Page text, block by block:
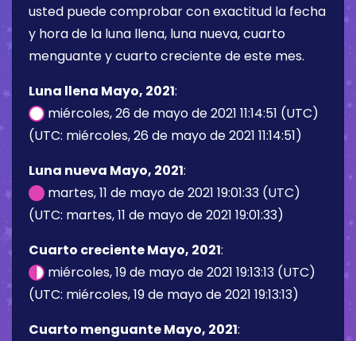
usted puede comprobar con exactitud la fecha
y hora de la luna llena, luna nueva, cuarto
menguante y cuarto creciente de este mes.
Luna llena Mayo, 2021:
miércoles, 26 de mayo de 2021 11:14:51 (UTC)
(UTC: miércoles, 26 de mayo de 2021 11:14:51)
Luna nueva Mayo, 2021:
martes, 11 de mayo de 2021 19:01:33 (UTC)
(UTC: martes, 11 de mayo de 2021 19:01:33)
Cuarto creciente Mayo, 2021:
miércoles, 19 de mayo de 2021 19:13:13 (UTC)
(UTC: miércoles, 19 de mayo de 2021 19:13:13)
Cuarto menguante Mayo, 2021: